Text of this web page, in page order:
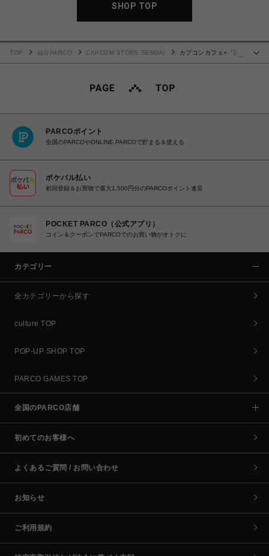
SHOP TOP
TOP 仙台PARCO CAPCOM STORE SENDAI
カプコンカフェ×「囚
PARCOポイント
全国のPARCOやONLINE PARCOで貯まる＆使える
ポケパル払い
初回登録＆お買物で最大1,500円分のPARCOポイント進呈
POCKET PARCO（公式アプリ）
コイン＆クーポンでPARCOでのお買い物がオトクに
カテゴリー
全カテゴリーから探す
culture TOP
POP-UP SHOP TOP
PARCO GAMES TOP
全国のPARCO店舗
初めてのお客様へ
よくあるご質問 / お問い合わせ
お知らせ
ご利用規約